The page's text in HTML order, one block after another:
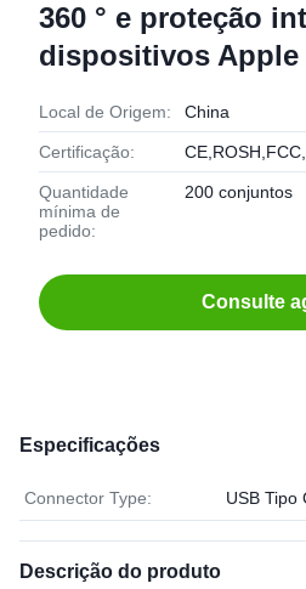
360 ° e proteção
dispositivos Apple
Local de Origem: China
Certificação:
Quantidade
mínima de
pedido:
200 conjuntos
Consulte
Especificações
Connector Type: USB Tipo
Descrição do produto